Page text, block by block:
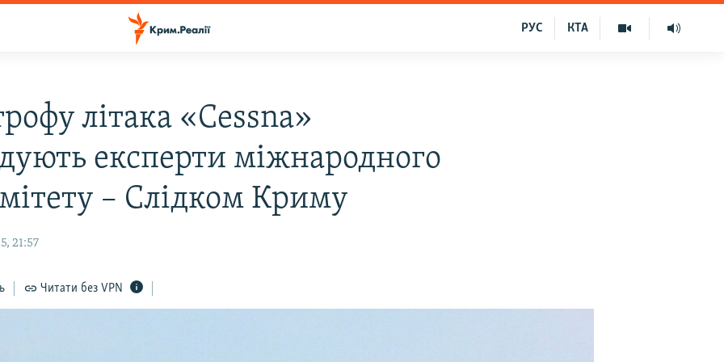
КТА
РУС
літака «Cessna»
експерти міжнародного
– Слідком Криму
21:57
Читати без VPN